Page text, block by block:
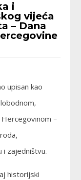
i
vijeća
– Dana
upisan kao
–
i zajedništvu.
historijski